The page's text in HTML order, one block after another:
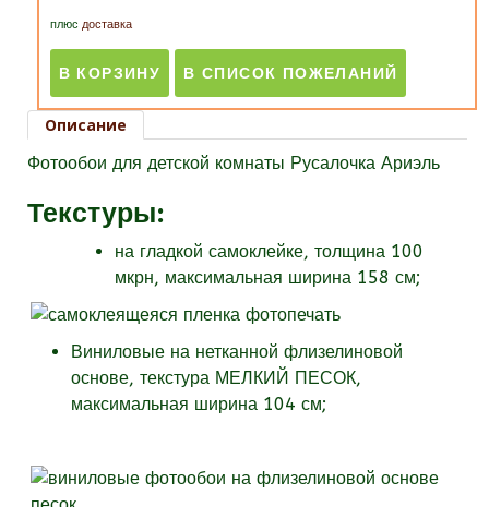
плюс доставка
Описание
Фотообои для детской комнаты Русалочка Ариэль
Текстуры:
на гладкой самоклейке, толщина 100
мкрн, максимальная ширина 158 см;
Виниловые на нетканной флизелиновой
основе, текстура МЕЛКИЙ ПЕСОК,
максимальная ширина 104 см;